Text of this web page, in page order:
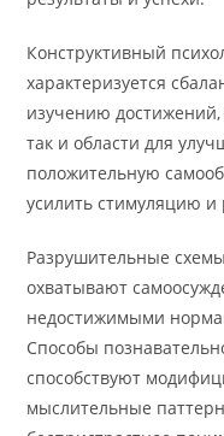
Конструктивный
характеризуется
изучению
так и области для
положительную
усилить стимуляцию и
Разрушительные
охватывают
недостижимыми
Способы
способствуют
мыслительные